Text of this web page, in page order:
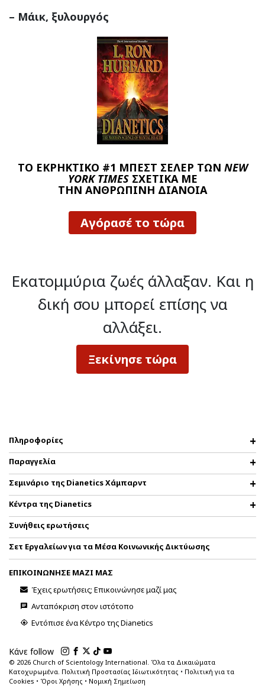
– Μάικ, ξυλουργός
ΤΟ ΕΚΡΗΚΤΙΚΟ #1 ΜΠΕΣΤ ΣΕΛΕΡ ΤΩΝ NEW
YORK TIMESΣΧΕΤΙΚΑ ΜΕ
ΤΗΝ ΑΝΘΡΩΠΙΝΗ ΔΙΑΝΟΙΑ
Αγόρασέ το τώρα
Εκατομμύρια ζωές άλλαξαν. Και η
δική σου μπορεί επίσης να
αλλάξει.
Ξεκίνησε τώρα
Πληροφορίες
Παραγγελία
Σεμινάριο της Dianetics Χάμπαρντ
Κέντρα της Dianetics
Συνήθεις ερωτήσεις
Σετ Εργαλείων για τα Μέσα Κοινωνικής Δικτύωσης
ΕΠΙΚΟΙΝΩΝΗΣΕ ΜΑΖΙ ΜΑΣ
Έχεις ερωτήσεις; Επικοινώνησε μαζί μας
Ανταπόκριση στον ιστότοπο
Εντόπισε ένα Κέντρο της Dianetics
Κάνε follow
© 2026 Church of Scientology International. Όλα τα Δικαιώματα
Κατοχυρωμένα. Πολιτική Προστασίας Ιδιωτικότητας • Πολιτική για τα
Cookies • Όροι Χρήσης • Νομική Σημείωση